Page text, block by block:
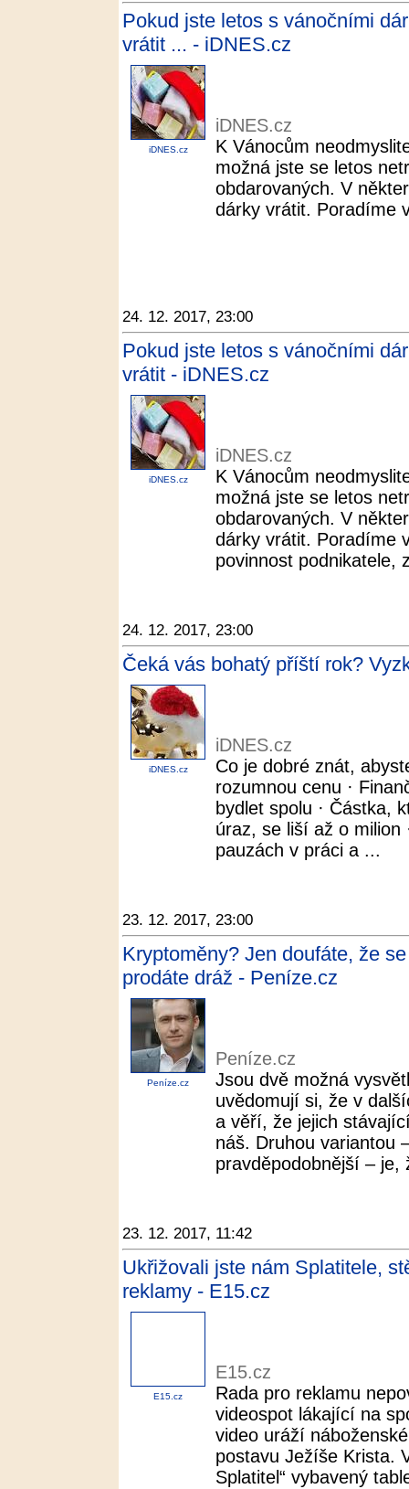
Pokud jste letos s vánočními
vrátit ... - iDNES.cz
iDNES.cz
iDNES.cz
K Vánocům
možná jste se letos
obdarovaných. V
dárky vrátit. Poradíme
24. 12. 2017, 23:00
Pokud jste letos s vánočními
vrátit - iDNES.cz
iDNES.cz
iDNES.cz
K Vánocům
možná jste se letos
obdarovaných. V
dárky vrátit. Poradíme
povinnost podnikatele,
24. 12. 2017, 23:00
Čeká vás bohatý příští rok?
iDNES.cz
iDNES.cz
Co je dobré znát,
rozumnou cenu ·
bydlet spolu · Částka,
úraz, se liší až o milion
pauzách v práci a ...
23. 12. 2017, 23:00
Kryptoměny? Jen doufáte, že
prodáte dráž - Peníze.cz
Peníze.cz
Peníze.cz
Jsou dvě možná
uvědomují si, že v
a věří, že jejich
náš. Druhou variantou
pravděpodobnější – je,
23. 12. 2017, 11:42
Ukřižovali jste nám Splatitele,
reklamy - E15.cz
E15.cz
E15.cz
Rada pro reklamu
videospot lákající na
video uráží
postavu Ježíše Krista.
Splatitel“ vybavený